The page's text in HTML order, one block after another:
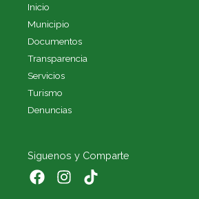
Inicio
Municipio
Documentos
Transparencia
Servicios
Turismo
Denuncias
Siguenos y Comparte